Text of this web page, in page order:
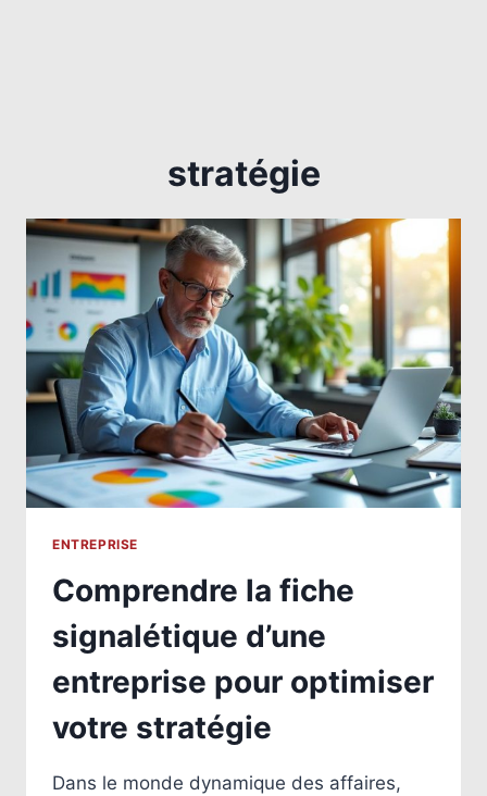
stratégie
ENTREPRISE
Comprendre la fiche
signalétique d’une
entreprise pour optimiser
votre stratégie
Dans le monde dynamique des affaires,